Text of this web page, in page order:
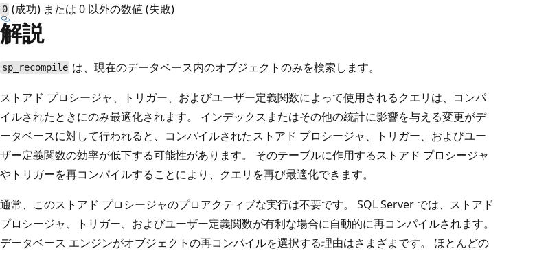
0 (成功) または 0 以外の数値 (失敗)
解説
sp_recompile は、現在のデータベース内のオブジェクトのみを検索します。
ストアド プロシージャ、トリガー、およびユーザー定義関数によって使用されるクエリは、コンパ
イルされたときにのみ最適化されます。 インデックスまたはその他の統計に影響を与える変更がデ
ータベースに対して行われると、コンパイルされたストアド プロシージャ、トリガー、およびユー
ザー定義関数の効率が低下する可能性があります。 そのテーブルに作用するストアド プロシージャ
やトリガーを再コンパイルすることにより、クエリを再び最適化できます。
通常、このストアド プロシージャのプロアクティブな実行は不要です。 SQL Server では、ストアド
プロシージャ、トリガー、およびユーザー定義関数が有利な場合に自動的に再コンパイルされます。
データベース エンジンがオブジェクトの再コンパイルを選択する理由はさまざまです。 ほとんどの